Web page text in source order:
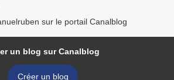
sur le portail Canalblog
un blog sur Canalblog
Créer un blog